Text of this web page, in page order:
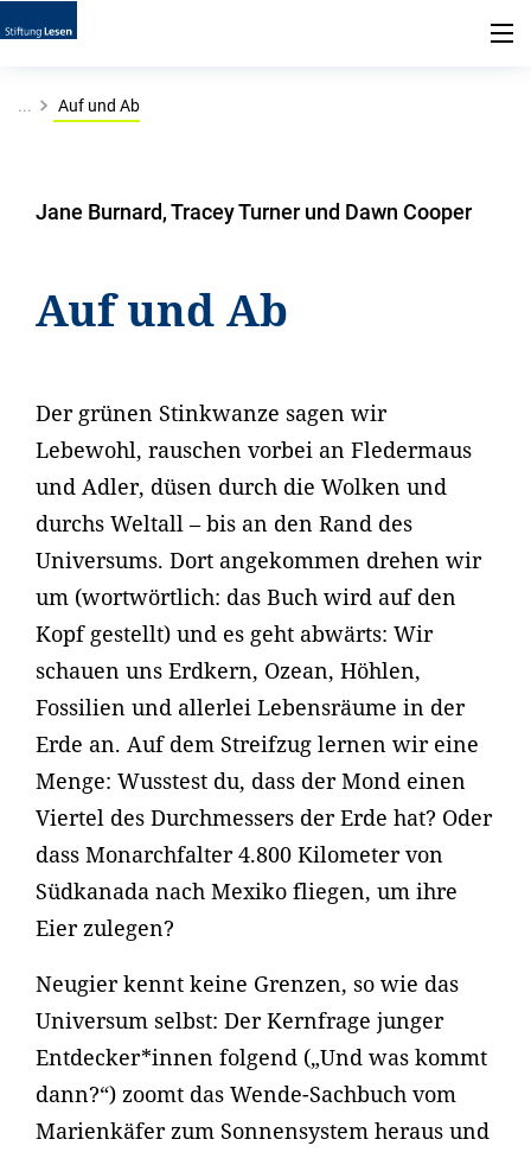
... Auf und Ab
Jane Burnard, Tracey Turner und Dawn Cooper
Auf und Ab
Der grünen Stinkwanze sagen wir
Lebewohl, rauschen vorbei an Fledermaus
und Adler, düsen durch die Wolken und
durchs Weltall – bis an den Rand des
Universums. Dort angekommen drehen wir
um (wortwörtlich: das Buch wird auf den
Kopf gestellt) und es geht abwärts: Wir
schauen uns Erdkern, Ozean, Höhlen,
Fossilien und allerlei Lebensräume in der
Erde an. Auf dem Streifzug lernen wir eine
Menge: Wusstest du, dass der Mond einen
Viertel des Durchmessers der Erde hat? Oder
dass Monarchfalter 4.800 Kilometer von
Südkanada nach Mexiko fliegen, um ihre
Eier zulegen?
Neugier kennt keine Grenzen, so wie das
Universum selbst: Der Kernfrage junger
Entdecker*innen folgend („Und was kommt
dann?“) zoomt das Wende-Sachbuch vom
Marienkäfer zum Sonnensystem heraus und